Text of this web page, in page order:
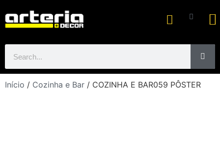
Início / Cozinha e Bar / COZINHA E BAR059 PÔSTER